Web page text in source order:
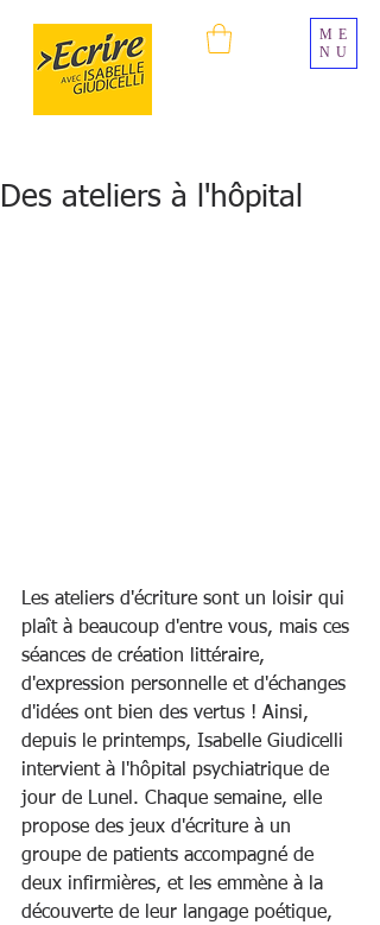
ME
NU
Des ateliers à l'hôpital
Les ateliers d'écriture sont un loisir qui
plaît à beaucoup d'entre vous, mais ces
séances de création littéraire,
d'expression personnelle et d'échanges
d'idées ont bien des vertus ! Ainsi,
depuis le printemps, Isabelle Giudicelli
intervient à l'hôpital psychiatrique de
jour de Lunel. Chaque semaine, elle
propose des jeux d'écriture à un
groupe de patients accompagné de
deux infirmières, et les emmène à la
découverte de leur langage poétique,